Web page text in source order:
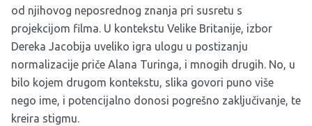
od njihovog neposrednog znanja pri susretu s
projekcijom filma. U kontekstu Velike Britanije, izbor
Dereka Jacobija uveliko igra ulogu u postizanju
normalizacije priče Alana Turinga, i mnogih drugih. No, u
bilo kojem drugom kontekstu, slika govori puno više
nego ime, i potencijalno donosi pogrešno zaključivanje, te
kreira stigmu.